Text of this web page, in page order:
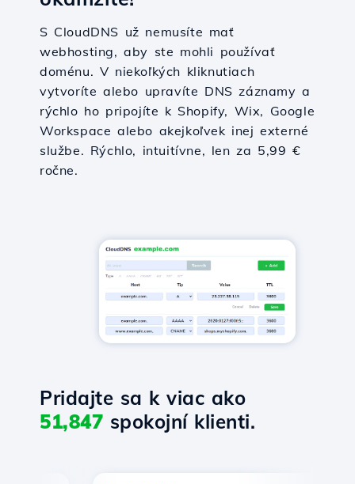
S CloudDNS už nemusíte mať
webhosting, aby ste mohli používať
doménu. V niekoľkých kliknutiach
vytvoríte alebo upravíte DNS záznamy a
rýchlo ho pripojíte k Shopify, Wix, Google
Workspace alebo akejkoľvek inej externé
službe. Rýchlo, intuitívne, len za 5,99 €
ročne.
Pridajte sa k viac ako
51,847 spokojní klienti.